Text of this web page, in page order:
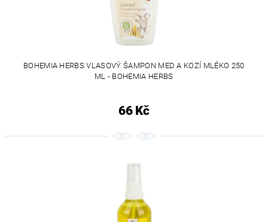
BOHEMIA HERBS VLASOVÝ ŠAMPON MED A KOZÍ MLÉKO 250
ML - BOHEMIA HERBS
66 Kč